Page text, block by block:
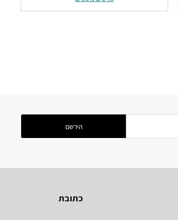
₪1540.
₪869.
כתובת